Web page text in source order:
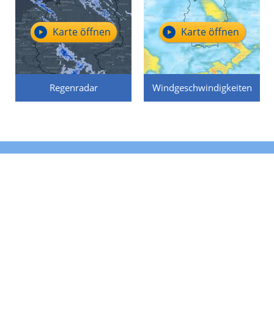
Regenradar
Karte öffnen
Windgeschwindigkeiten
Karte öffnen